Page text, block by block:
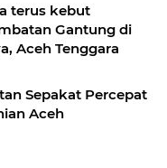
terus kebut
Gantung di
Aceh Tenggara
Sepakat Percepat
Aceh